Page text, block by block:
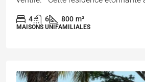
4 6 800 m²
MAISONS UNIFAMILIALES